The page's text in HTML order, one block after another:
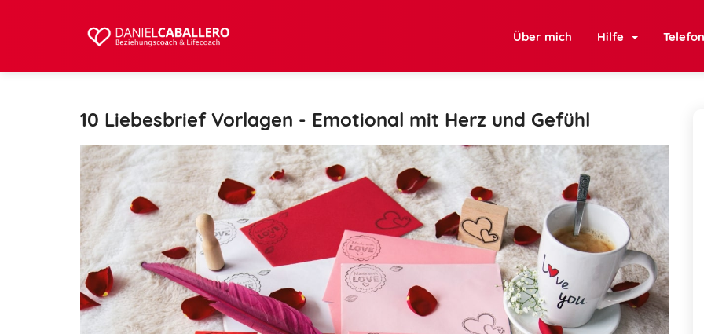
Über mich Hilfe
10 Liebesbrief Vorlagen - Emotional mit Herz und Gefühl